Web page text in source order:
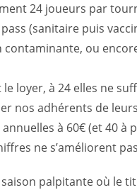
24 joueurs par
(sanitaire puis
ou
loyer, à 24 elles ne
nos adhérents de
à 60€ (et 40 à
ne s’améliorent
palpitante où le